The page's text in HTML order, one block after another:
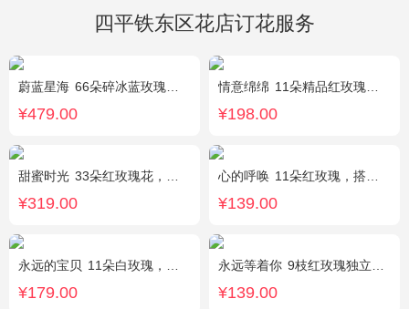
四平铁东区花店订花服务
蔚蓝星海 66朵碎冰蓝玫瑰，外围满天星环绕
¥479.00
情意绵绵 11朵精品红玫瑰，搭配相思梅、黄莺，随机赠送一对小熊。
¥198.00
甜蜜时光 33朵红玫瑰花，外围相思梅配花，黑色饰条环绕
¥319.00
心的呼唤 11朵红玫瑰，搭配适量黄莺间插。
¥139.00
永远的宝贝 11朵白玫瑰，搭配适量紫色勿忘我、黄莺、栀子叶间插。
¥179.00
永远等着你 9枝红玫瑰独立包装，黄英丰满。
¥139.00